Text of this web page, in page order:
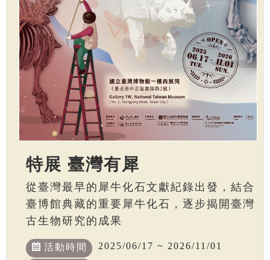
特展 臺灣有犀
從臺灣最早的犀牛化石文獻紀錄出發，結合
臺博館典藏的重要犀牛化石，逐步揭開臺灣
古生物研究的成果
活動時間 2025/06/17 ~ 2026/11/01